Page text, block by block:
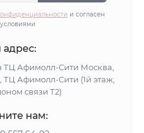
и согласен
ТЦ Афимолл-Сити Москва,
Афимолл-Сити (1й этаж,
связи Т2)
нам: